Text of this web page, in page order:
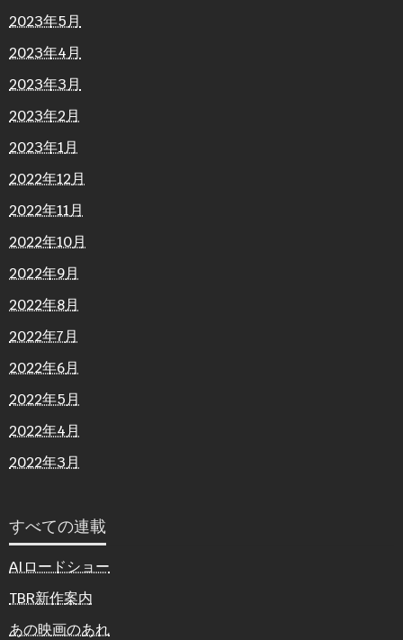
2023年5月
2023年4月
2023年3月
2023年2月
2023年1月
2022年12月
2022年11月
2022年10月
2022年9月
2022年8月
2022年7月
2022年6月
2022年5月
2022年4月
2022年3月
すべての連載
AIロードショー
TBR新作案内
あの映画のあれ